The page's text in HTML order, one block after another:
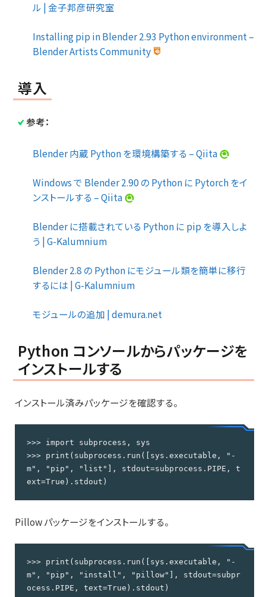
ル | 金子邦彦研究室
Installing pip in Blender 2.93 Python environment –
Blender Artists Community
導入
参考：
Blender 内蔵 Python を環境構築する – Qiita
Windows で Blender 2.90 の Python に Pytorch をイ
ンストールする – Qiita
Blender に搭載されている Python に pip を導入しよ
う | G-Kalumnium
Blender 2.8 の Python にモジュール類を簡単に移行
するには | G-Kalumnium
モジュールの追加 | demura.net
Python コンソールからパッケージを
インストールする
インストール済みパッケージを確認する。
>>> import subprocess, sys
>>> print(subprocess.run([sys.executable, "-
m", "pip", "list"], stdout=subprocess.PIPE, t
ext=True).stdout)
Pillow パッケージをインストールする。
>>> print(subprocess.run([sys.executable, "-
m", "pip", "install", "pillow"], stdout=subpr
ocess.PIPE, text=True).stdout)